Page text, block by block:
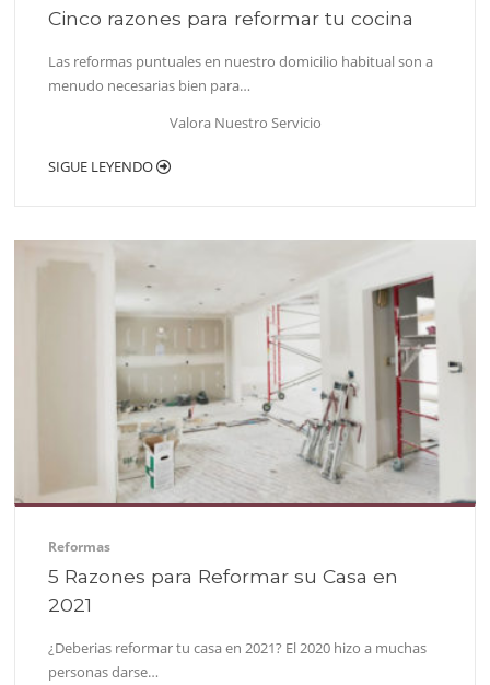
Cinco razones para reformar tu cocina
Las reformas puntuales en nuestro domicilio habitual son a
menudo necesarias bien para…
Valora Nuestro Servicio
SIGUE LEYENDO
Reformas
5 Razones para Reformar su Casa en
2021
¿Deberias reformar tu casa en 2021? El 2020 hizo a muchas
personas darse…